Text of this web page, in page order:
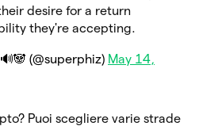
desire for a return
they're accepting.
(@superphiz) May 14,
Puoi scegliere varie strade